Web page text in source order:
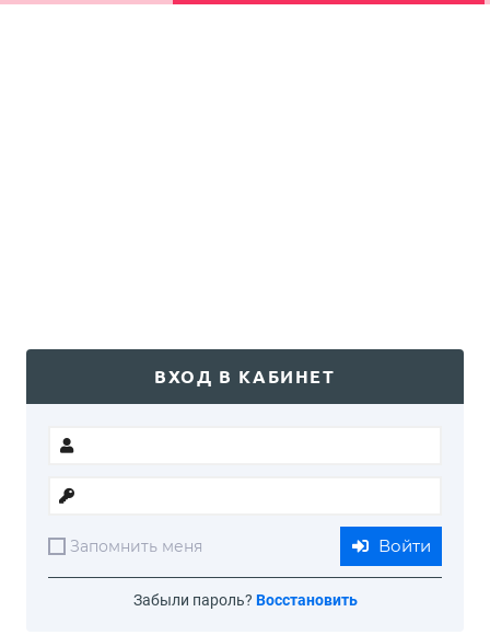
ВХОД В КАБИНЕТ
Запомнить меня Войти
Забыли пароль? Восстановить